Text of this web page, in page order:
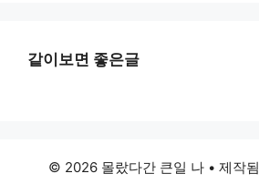
같이보면 좋은글
© 2026 몰랐다간 큰일 나• 제작됨